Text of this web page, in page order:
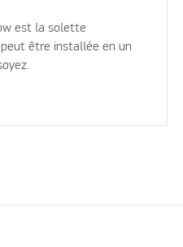
est la solette
être installée en un